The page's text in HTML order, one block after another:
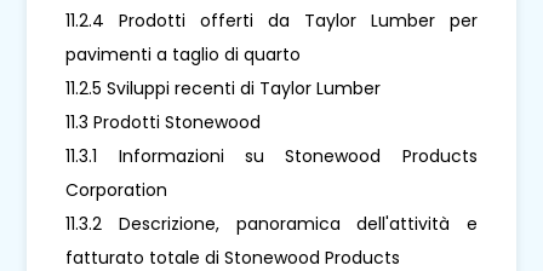
11.2.4 Prodotti offerti da Taylor Lumber per
pavimenti a taglio di quarto
11.2.5 Sviluppi recenti di Taylor Lumber
11.3 Prodotti Stonewood
11.3.1 Informazioni su Stonewood Products
Corporation
11.3.2 Descrizione, panoramica dell'attività e
fatturato totale di Stonewood Products